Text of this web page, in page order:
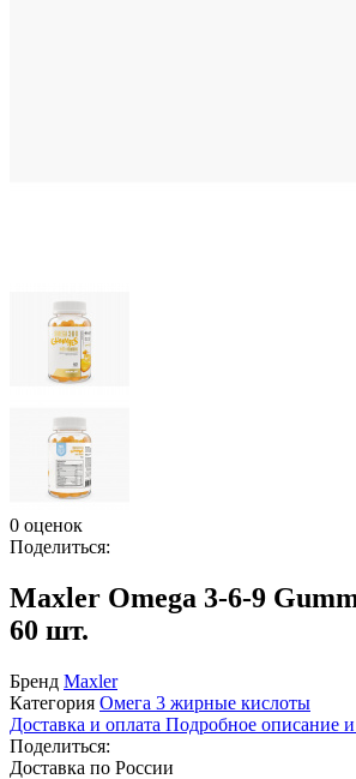
0 оценок
Поделиться:
Maxler Omega 3-6-9
60 шт.
Бренд Maxler
Категория Омега 3 жирные кислоты
Доставка и оплата Подробное описание и
Поделиться:
Доставка по России